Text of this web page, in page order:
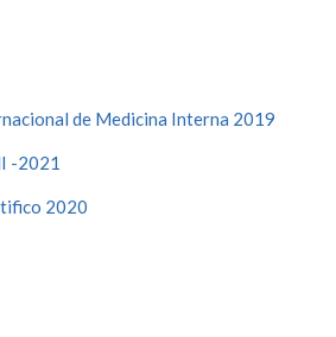
de Medicina Interna 2019
-2021
2020